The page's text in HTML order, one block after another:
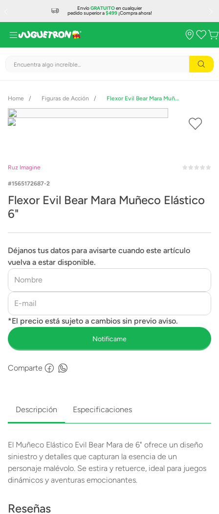
EnvíoGRATUITOen cualquier
pedido superior a$499¡Compra ahora!
Encuentra algo increíble...
Figuras de Acción Flexor Evil Bear Mara Muñeco Elástico 6"
Ruz Imagine
1565172687-2
Flexor Evil Bear Mara Muñeco Elástico
6"
Déjanos tus datos para avisarte cuando este artículo
vuelva a estar disponible.
Comparte
Descripción Especificaciones
El Muñeco Elástico Evil Bear Mara de 6" ofrece un diseño
siniestro y detalles que capturan la esencia de un
personaje malévolo. Se estira y retuerce, ideal para juegos
dinámicos y aventuras emocionantes.
Reseñas